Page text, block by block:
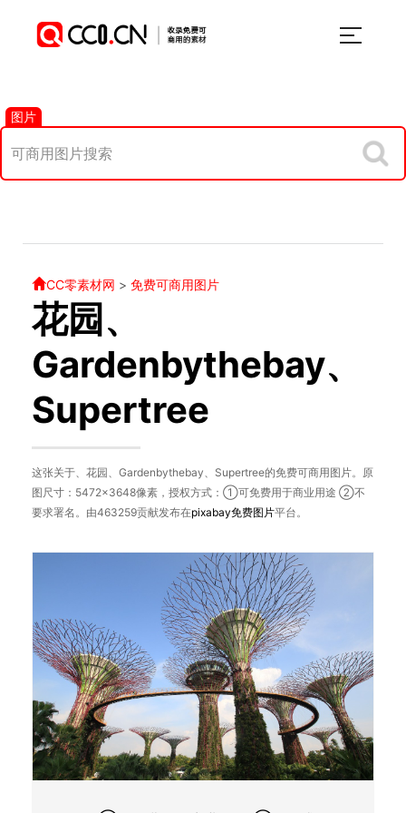
图片
CC零素材网 > 免费可商用图片
花园、
Gardenbythebay、
Supertree
这张关于、花园、Gardenbythebay、Supertree的免费可商用图片。原
图尺寸：5472×3648像素，授权方式：①可免费用于商业用途 ②不
要求署名。由463259贡献发布在pixabay免费图片平台。